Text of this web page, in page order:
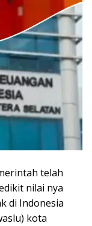
telah
nilai nya
di Indonesia
kota